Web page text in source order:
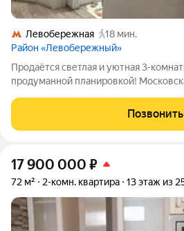
Левобережная
18 мин.
Район «Левобережный»
Продаётся светлая и уютная 3-
продуманной планировкой!
монолитного дома. Общая площадь
(17/14,5/12,3) кв. м, кухня
Позвонить
17 900 000 ₽
72 м² 2-комн. квартира 13 этаж из